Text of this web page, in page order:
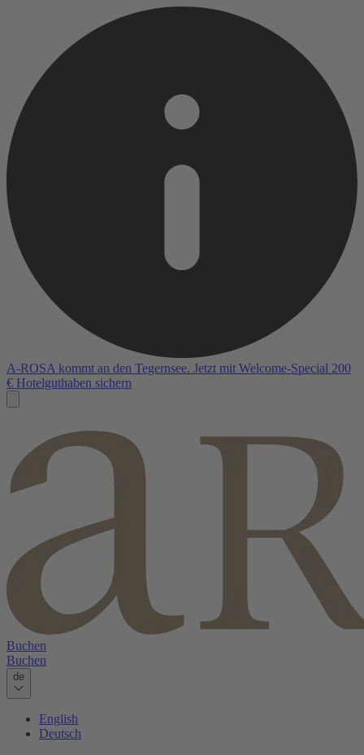
A-ROSA kommt an den Tegernsee. Jetzt mit Welcome-Special 200
€ Hotelguthaben sichern
Buchen
Buchen
de
English
Deutsch